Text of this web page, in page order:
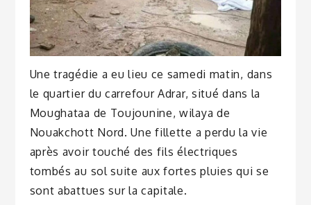
Une tragédie a eu lieu ce samedi matin, dans
le quartier du carrefour Adrar, situé dans la
Moughataa de Toujounine, wilaya de
Nouakchott Nord. Une fillette a perdu la vie
après avoir touché des fils électriques
tombés au sol suite aux fortes pluies qui se
sont abattues sur la capitale.